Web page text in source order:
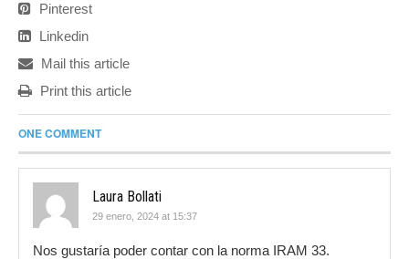
Pinterest
Linkedin
Mail this article
Print this article
ONE COMMENT
Laura Bollati
29 enero, 2024 at 15:37
Nos gustaría poder contar con la norma IRAM 33.